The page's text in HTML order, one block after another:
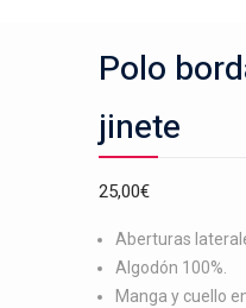
Polo
jinete
25,00€
Aberturas
Algodón 100%.
Manga y cuello